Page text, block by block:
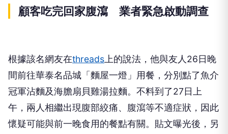
顧客吃完回家腹瀉 業者緊急啟動調查
根據該名網友在threads 上的說法，他與友人26日晚
間前往華泰名品城「麵屋一燈」用餐，分別點了魚介
冠軍沾麵及海膽扇貝雞湯拉麵。不料到了27日上
午，兩人相繼出現腹部絞痛、腹瀉等不適症狀，因此
懷疑可能與前一晚食用的餐點有關。貼文曝光後，另